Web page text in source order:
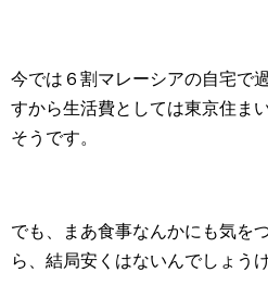
今では６割マレーシアの自宅で
すから生活費としては東京住ま
そうです。
でも、まあ食事なんかにも気を
ら、結局安くはないんでしょうけ